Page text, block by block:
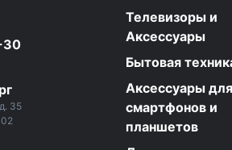
30
35
Телевизоры и
Аксессуары
Бытовая
Аксессуары для
смартфонов и
планшетов